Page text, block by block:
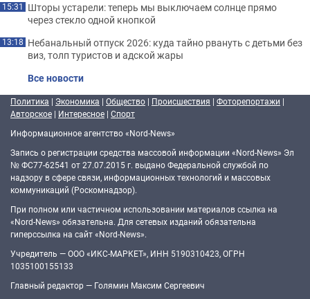
15:31 Шторы устарели: теперь мы выключаем солнце прямо
через стекло одной кнопкой
13:18 Небанальный отпуск 2026: куда тайно рвануть с детьми без
виз, толп туристов и адской жары
Все новости
Политика | Экономика | Общество | Происшествия | Фоторепортажи |
Авторское | Интересное | Спорт
Информационное агентство «Nord-News»
Запись о регистрации средства массовой информации «Nord-News» Эл
№ ФС77-62541 от 27.07.2015 г. выдано Федеральной службой по
надзору в сфере связи, информационных технологий и массовых
коммуникаций (Роскомнадзор).
При полном или частичном использовании материалов ссылка на
«Nord-News» обязательна. Для сетевых изданий обязательна
гиперссылка на сайт «Nord-News».
Учредитель — ООО «ИКС-МАРКЕТ», ИНН 5190310423, ОГРН
1035100155133
Главный редактор — Голямин Максим Сергеевич